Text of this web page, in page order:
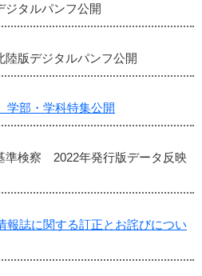
ジタルパンフ公開
陸版デジタルパンフ公開
学部・学科特集公開
検察 2022年発行版データ反映
報誌に関する訂正とお詫びについ